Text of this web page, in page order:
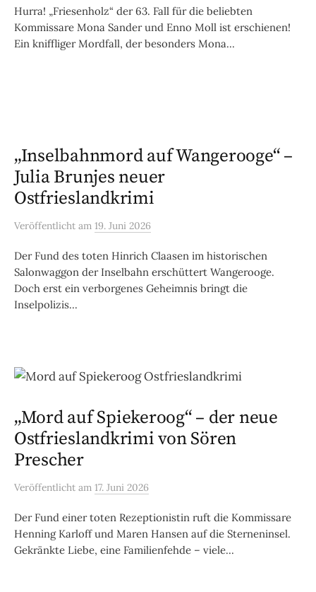
Hurra! „Friesenholz“ der 63. Fall für die beliebten
Kommissare Mona Sander und Enno Moll ist erschienen!
Ein kniffliger Mordfall, der besonders Mona...
„Inselbahnmord auf Wangerooge“ –
Julia Brunjes neuer
Ostfrieslandkrimi
Veröffentlicht am 19. Juni 2026
Der Fund des toten Hinrich Claasen im historischen
Salonwaggon der Inselbahn erschüttert Wangerooge.
Doch erst ein verborgenes Geheimnis bringt die
Inselpolizis...
„Mord auf Spiekeroog“ – der neue
Ostfrieslandkrimi von Sören
Prescher
Veröffentlicht am 17. Juni 2026
Der Fund einer toten Rezeptionistin ruft die Kommissare
Henning Karloff und Maren Hansen auf die Sterneninsel.
Gekränkte Liebe, eine Familienfehde – viele...